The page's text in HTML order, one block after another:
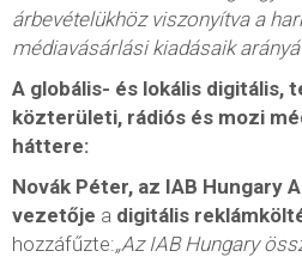
árbevételükhöz viszonyítva a
médiavásárlási kiadásaik
A globális- és lokális digitális,
közterületi, rádiós és mozi
háttere:
Novák Péter, az IAB Hungary A
vezetője a digitális
hozzáfűzte:„Az IAB Hungary